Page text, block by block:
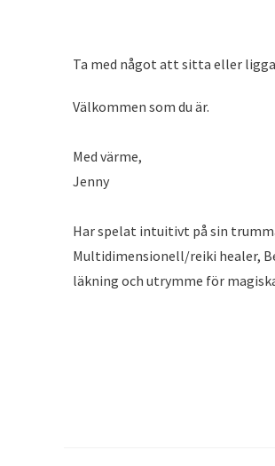
Ta med något att sitta eller
Välkommen som du är.
Med värme,
Jenny
Har spelat intuitivt på sin
Multidimensionell/reiki healer,
läkning och utrymme för